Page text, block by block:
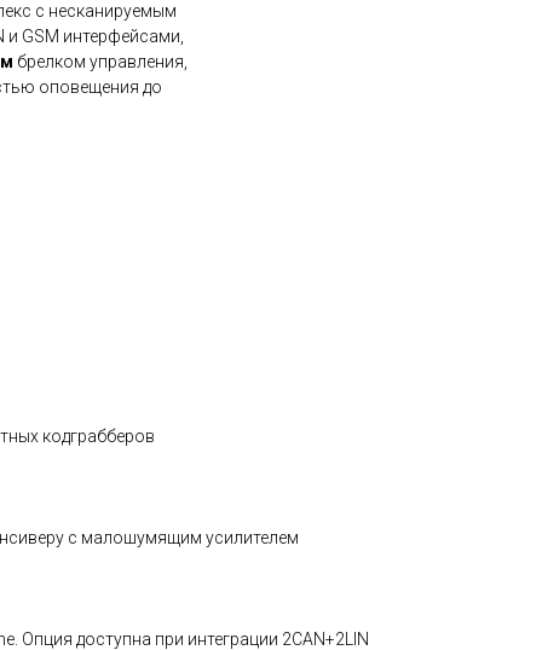
с несканируемым
GSM интерфейсами,
брелком управления,
оповещения до
кодграбберов
с малошумящим усилителем
доступна при интеграции 2CAN+2LIN